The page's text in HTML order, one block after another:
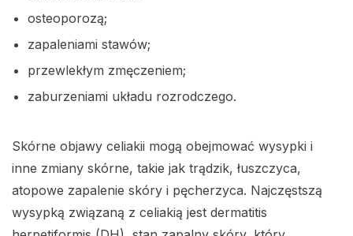
osteoporozą;
zapaleniami stawów;
przewlekłym zmęczeniem;
zaburzeniami układu rozrodczego.
Skórne objawy celiakii mogą obejmować wysypki i
inne zmiany skórne, takie jak trądzik, łuszczyca,
atopowe zapalenie skóry i pęcherzyca. Najczęstszą
wysypką związaną z celiakią jest dermatitis